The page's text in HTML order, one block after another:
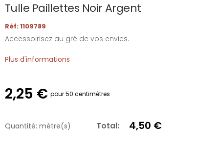
Tulle Paillettes Noir Argent
Réf: 1109789
Accessoirisez au gré de vos envies.
Plus d'informations
2,25 € pour 50 centimètres
Quantité: mètre(s) Total: 4,50 €